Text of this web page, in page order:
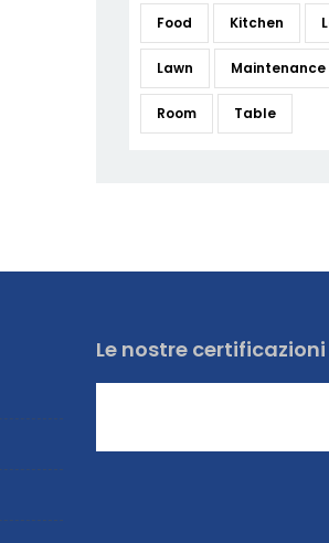
Food Kitchen
Lawn Maintenance
Room Table
Le nostre certificazioni